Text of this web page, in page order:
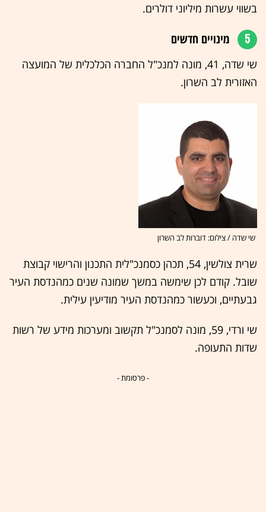
בשווי עשרות מיליוני דולרים.
5 מינויים חדשים
שי שדה, 41, מונה למנכ"ל החברה הכלכלית של המועצה
האזורית לב השרון.
שי שדה / צילום: דוברות לב השרון
שרית צולשין, 54, תכהן כסמנכ"לית התכנון והרישוי קבוצת
שובל. קודם לכן שימשה במשך שמונה שנים כמהנדסת העיר
גבעתיים, וכעשור כמהנדסת העיר מודיעין עילית.
שי ורדי, 59, מונה לסמנכ"ל תקשוב ומערכות מידע של רשות
שדות התעופה.
- פרסומת -